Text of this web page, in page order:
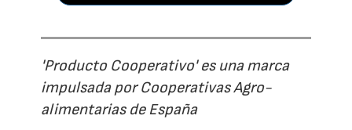
'Producto Cooperativo' es una marca
impulsada por Cooperativas Agro-
alimentarias de España